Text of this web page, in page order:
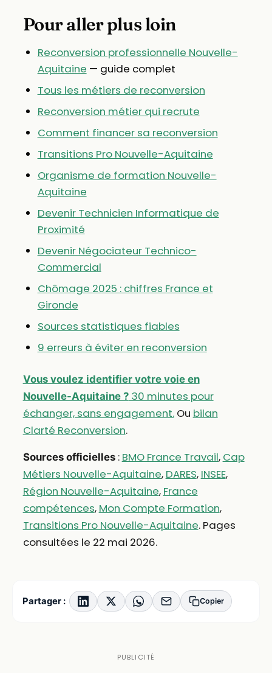
Pour aller plus loin
Reconversion professionnelle Nouvelle-
Aquitaine — guide complet
Tous les métiers de reconversion
Reconversion métier qui recrute
Comment financer sa reconversion
Transitions Pro Nouvelle-Aquitaine
Organisme de formation Nouvelle-
Aquitaine
Devenir Technicien Informatique de
Proximité
Devenir Négociateur Technico-
Commercial
Chômage 2025 : chiffres France et
Gironde
Sources statistiques fiables
9 erreurs à éviter en reconversion
Vous voulez identifier votre voie en
Nouvelle-Aquitaine ?30 minutes pour
échanger, sans engagement.Ou bilan
Clarté Reconversion.
Sources officielles: BMO France Travail, Cap
Métiers Nouvelle-Aquitaine, DARES, INSEE,
Région Nouvelle-Aquitaine, France
compétences, Mon Compte Formation,
Transitions Pro Nouvelle-Aquitaine. Pages
consultées le 22 mai 2026.
Partager : Copier